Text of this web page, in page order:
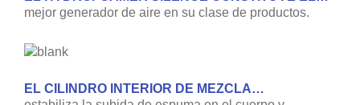
mejor generador de aire en su clase de productos.
EL CILINDRO INTERIOR DE MEZCLA…